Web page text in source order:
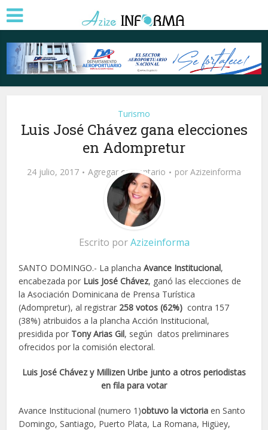
Turismo
Luis José Chávez gana elecciones
en Adompretur
24 julio, 2017 Agregar comentario por Azizeinforma
Escrito porAzizeinforma
SANTO DOMINGO.- La planchaAvance Institucional,
encabezada por Luis José Chávez, ganó las elecciones de
la Asociación Dominicana de Prensa Turística
(Adompretur), al registrar 258 votos (62%) contra 157
(38%) atribuidos a la plancha Acción Institucional,
presidida por Tony Arias Gil, según datos preliminares
ofrecidos por la comisión electoral.
Luis José Chávez y Millizen Uribe junto a otros periodistas
en fila para votar
Avance Institucional (numero 1)obtuvo la victoria en Santo
Domingo, Santiago, Puerto Plata, La Romana, Higüey,